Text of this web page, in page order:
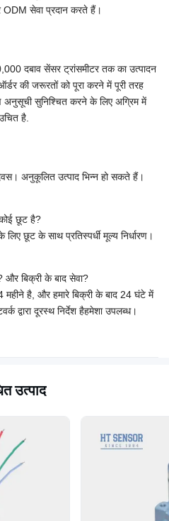
सेवा प्रदान करते हैं।
दबाव सेंसर ट्रांसमीटर तक का उत्पादन
की जरूरतों को पूरा करने में पूरी तरह
सुनिश्चित करने के लिए अग्रिम में
है.
अनुकूलित उत्पाद भिन्न हो सकते हैं।
छूट है?
लिए छूट के साथ प्रतिस्पर्धी मूल्य निर्धारण।
और बिक्री के बाद सेवा?
महीने है, और हमारे बिक्री के बाद 24 घंटे में
द्वारा दूरस्थ निर्देश हैहमेशा उपलब्ध।
उत्पाद